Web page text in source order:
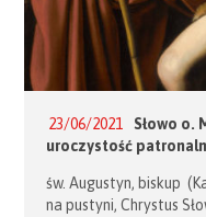
23/06/2021
Słowo o.
uroczystość
św. Augustyn, biskup
na pustyni, Chrystus